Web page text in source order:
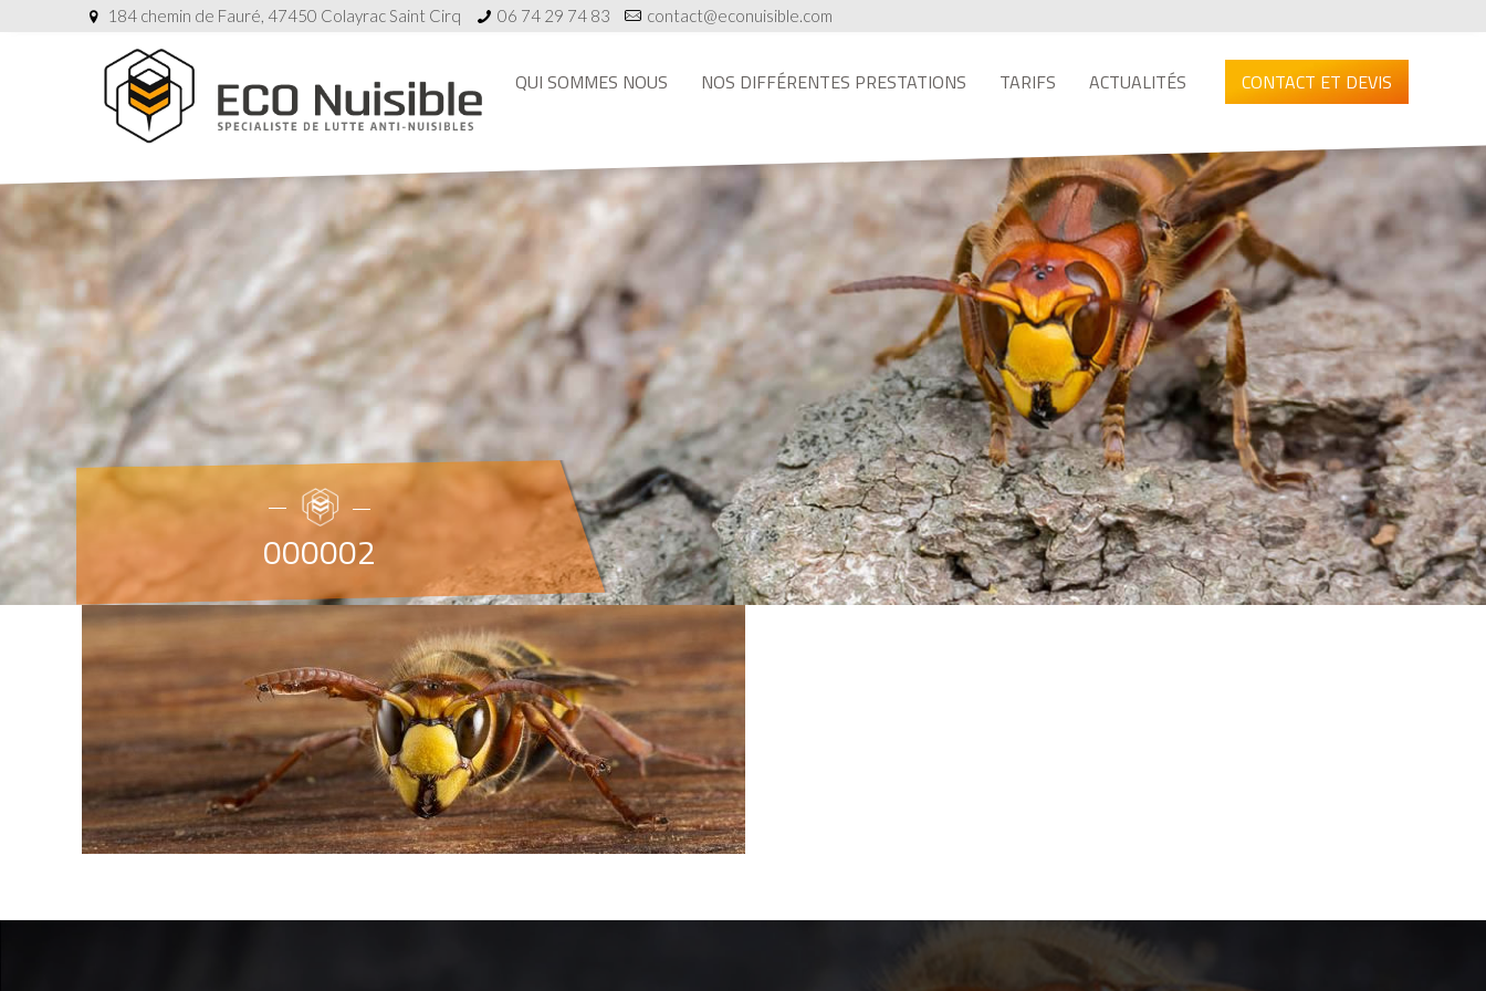
184 chemin de Fauré, 47450 Colayrac Saint Cirq 06 74 29 74 83 contact@econuisible.com
QUI SOMMES NOUS NOS DIFFÉRENTES PRESTATIONS TARIFS ACTUALITÉS CONTACT ET DEVIS
000002